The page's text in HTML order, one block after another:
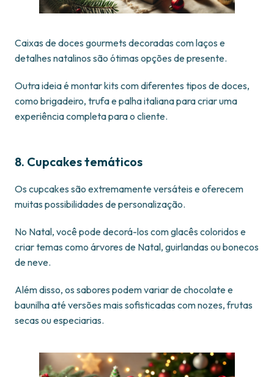
Caixas de doces gourmets decoradas com laços e
detalhes natalinos são ótimas opções de presente.
Outra ideia é montar kits com diferentes tipos de doces,
como brigadeiro, trufa e palha italiana para criar uma
experiência completa para o cliente.
8. Cupcakes temáticos
Os cupcakes são extremamente versáteis e oferecem
muitas possibilidades de personalização.
No Natal, você pode decorá-los com glacês coloridos e
criar temas como árvores de Natal, guirlandas ou bonecos
de neve.
Além disso, os sabores podem variar de chocolate e
baunilha até versões mais sofisticadas com nozes, frutas
secas ou especiarias.